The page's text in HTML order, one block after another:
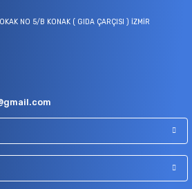
NO 5/B KONAK ( GIDA ÇARÇISI ) İZMİR